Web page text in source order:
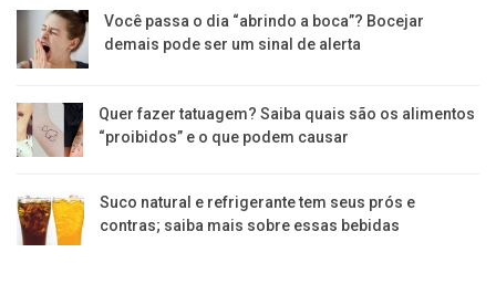
Você passa o dia “abrindo a boca”? Bocejar
demais pode ser um sinal de alerta
Quer fazer tatuagem? Saiba quais são os alimentos
“proibidos” e o que podem causar
Suco natural e refrigerante tem seus prós e
contras; saiba mais sobre essas bebidas